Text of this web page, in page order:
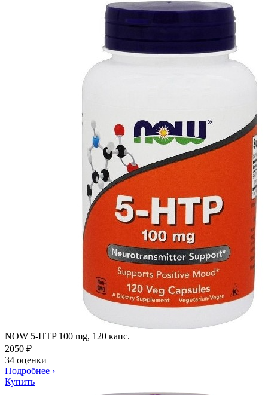
NOW 5-HTP 100 mg, 120 капс.
2050 ₽
34 оценки
Подробнее ›
Купить